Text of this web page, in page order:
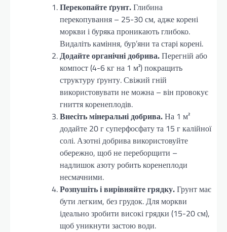
Перекопайте ґрунт.Глибина
перекопування – 25-30 см, адже корені
моркви і буряка проникають глибоко.
Видаліть каміння, бур’яни та старі корені.
Додайте органічні добрива.Перегній або
компост (4-6 кг на 1 м²) покращить
структуру ґрунту. Свіжий гній
використовувати не можна – він провокує
гниття коренеплодів.
Внесіть мінеральні добрива.На 1 м²
додайте 20 г суперфосфату та 15 г калійної
солі. Азотні добрива використовуйте
обережно, щоб не переборщити –
надлишок азоту робить коренеплоди
несмачними.
Розпушіть і вирівняйте грядку.Грунт має
бути легким, без грудок. Для моркви
ідеально зробити високі грядки (15-20 см),
щоб уникнути застою води.